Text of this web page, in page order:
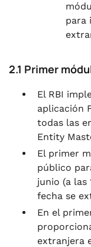
para
2.1 Primer
El RBI
aplicación
todas las
Entity
El primer
público
junio (a las
fecha se
En el
extranjera